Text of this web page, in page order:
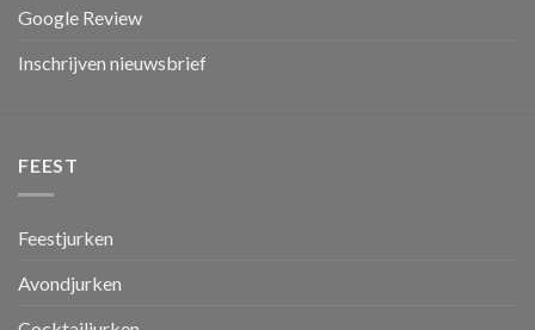
Google Review
Inschrijven nieuwsbrief
FEEST
Feestjurken
Avondjurken